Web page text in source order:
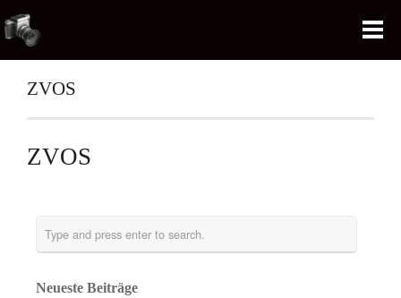
ZVOS
ZVOS
Neueste Beiträge